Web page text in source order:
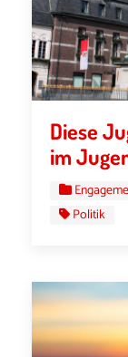
Diese
im
Politik